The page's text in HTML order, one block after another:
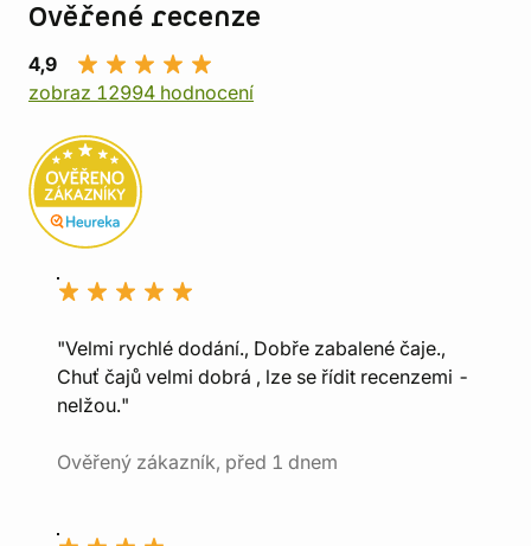
Ověřené recenze
4,9
zobraz 12994 hodnocení
"Velmi rychlé dodání., Dobře zabalené čaje.,
Chuť čajů velmi dobrá , lze se řídit recenzemi -
nelžou."
Ověřený zákazník, před 1 dnem